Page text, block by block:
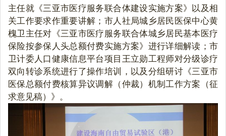
主任就《三亚市医疗服务联合体建设实施方案》以及相
关工作要求作重要讲解；市人社局城乡居民医保中心黄
槐卫主任对《三亚市医疗服务联合体城乡居民基本医疗
保险按参保人头总额付费实施方案》进行详细解读；市
卫计委人口健康信息平台项目王立勋工程师对分级诊疗
双向转诊系统进行了操作培训，以及分组研讨《三亚市
医保总额付费核算异议调解（仲裁）机制工作方案（征
求意见稿）》。